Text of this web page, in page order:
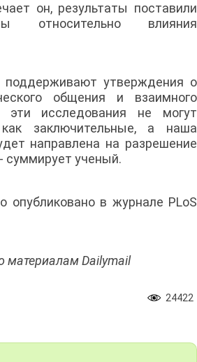
он, результаты поставили
относительно влияния
поддерживают утверждения о
общения и взаимного
эти исследования не могут
как заключительные, а наша
направлена на разрешение
суммирует ученый.
опубликовано в журнале PLoS
материалам Dailymail
24422